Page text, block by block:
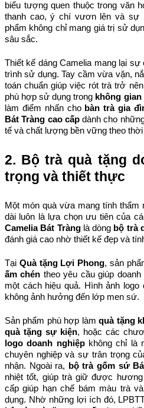
biểu tượng quen thuộc trong văn
thanh cao, ý chí vươn lên và sự
phẩm không chỉ mang giá trị sử
sâu sắc.
Thiết kế dáng Camelia mang lại sự
trình sử dụng. Tay cầm vừa vặn,
toán chuẩn giúp việc rót trà trở
phù hợp sử dụng trong không
làm điểm nhấn cho bàn trà gia
Bát Tràng cao cấp dành cho
tế và chất lượng bền vững theo thời
2. Bộ trà quà tặng
trọng và thiết thực
Một món quà vừa mang tính
dài luôn là lựa chọn ưu tiên của
Camelia Bát Tràng là dòng bộ trà
đánh giá cao nhờ thiết kế đẹp và
Tại Quà tặng Lợi Phong, sản
ấm chén theo yêu cầu giúp
một cách hiệu quả. Hình ảnh
không ảnh hưởng đến lớp men sứ.
Sản phẩm phù hợp làm quà tặng
quà tặng sự kiện, hoặc các
logo doanh nghiệp không chỉ là
chuyên nghiệp và sự trân trọng
nhận. Ngoài ra,
bộ trà gốm sứ
nhiệt tốt, giúp trà giữ được
cấp giúp hạn chế bám màu trà